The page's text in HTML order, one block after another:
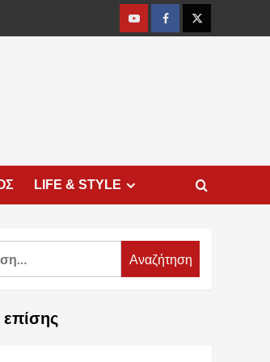
YoutubeFacebookTwitter
LIFE & STYLE